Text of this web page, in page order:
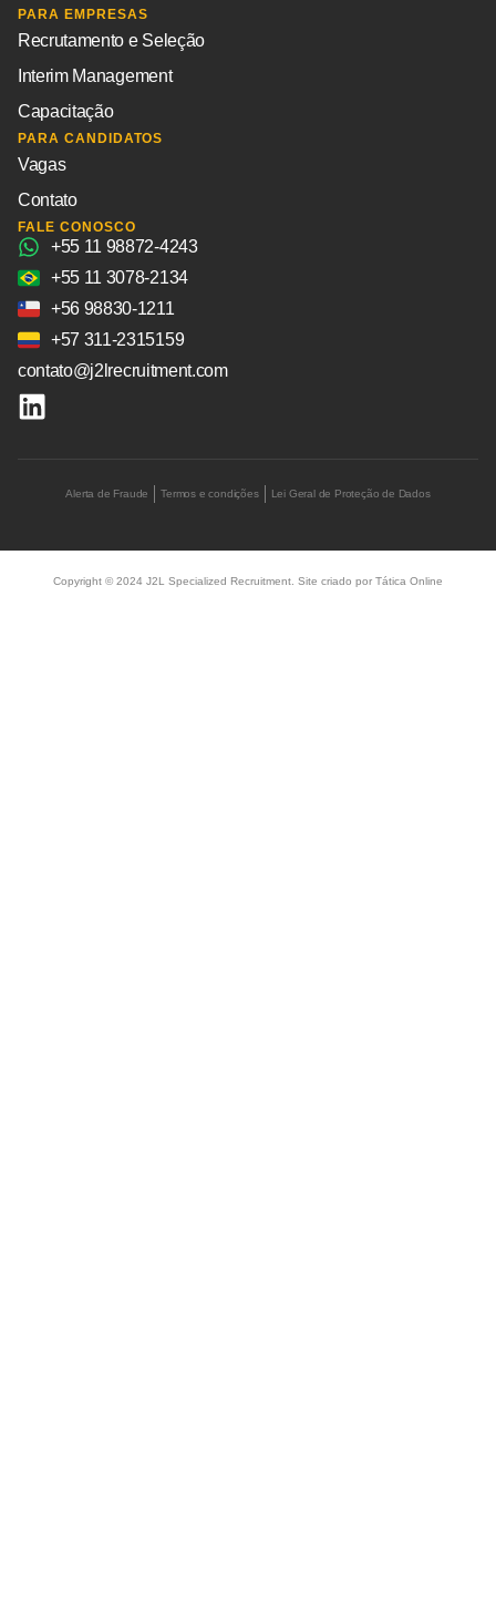
PARA EMPRESAS
Recrutamento e Seleção
Interim Management
Capacitação
PARA CANDIDATOS
Vagas
Contato
FALE CONOSCO
+55 11 98872-4243
+55 11 3078-2134
+56 98830-1211
+57 311-2315159
contato@j2lrecruitment.com
Alerta de Fraude Termos e condições Lei Geral de Proteção de Dados
Copyright © 2024 J2L Specialized Recruitment. Site criado por Tática Online